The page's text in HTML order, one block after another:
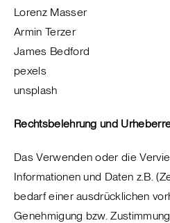
Lorenz Masser
Armin Terzer
James Bedford
pexels
unsplash
Rechtsbelehrung und
Das Verwenden oder die
Informationen und Daten z.B.
bedarf einer ausdrücklichen
Genehmigung bzw.